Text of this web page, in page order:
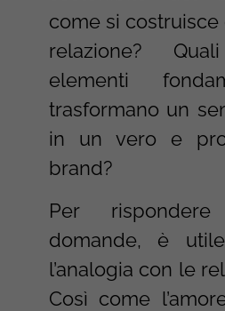
come si
relazione?
elementi
trasformano un
in un vero e
brand?
Per
domande, è
l’analogia con le
Così come